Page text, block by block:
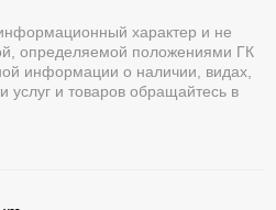
характер и не
определяемой положениями ГК
информации о наличии, видах,
услуг и товаров обращайтесь в